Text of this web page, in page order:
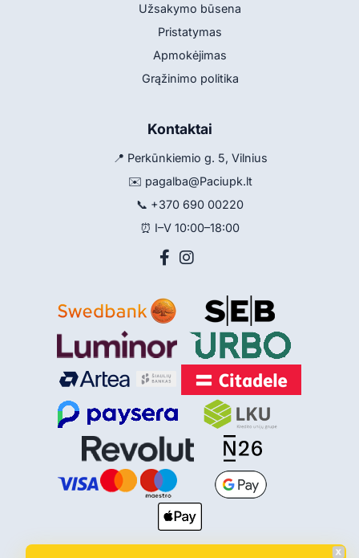
Užsakymo būsena
Pristatymas
Apmokėjimas
Grąžinimo politika
Kontaktai
📍 Perkūnkiemio g. 5, Vilnius
✉️ pagalba@Paciupk.lt
📞 +370 690 00220
⏰ I–V 10:00–18:00